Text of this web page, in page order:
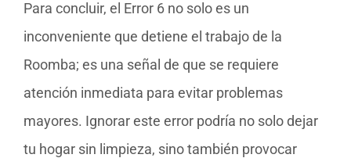
Para concluir, el Error 6 no solo es un
inconveniente que detiene el trabajo de la
Roomba; es una señal de que se requiere
atención inmediata para evitar problemas
mayores. Ignorar este error podría no solo dejar
tu hogar sin limpieza, sino también provocar